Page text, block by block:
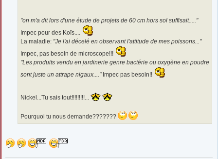
"on m'a dit lors d'une étude de projets de 60 cm hors sol suffisait....."
Impec pour des Koïs....
La maladie: "Je l'ai décelé en observant l'attitude de mes poissons..."
Impec, pas besoin de microscope!!!
"Les produits vendu en jardinerie genre bactérie ou oxygène en poudre
sont juste un attrape nigaux...."Impec pas besoin!!
Nickel...Tu sais tout!!!!!!!!!...
Pourquoi tu nous demande???????